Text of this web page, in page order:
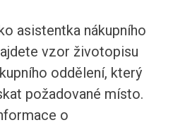
asistentka nákupního
vzor životopisu
oddělení, který
požadované místo.
o